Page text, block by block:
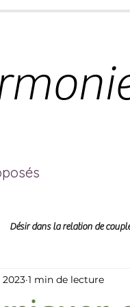
Désir dans la relation de
2023 1 min de lecture